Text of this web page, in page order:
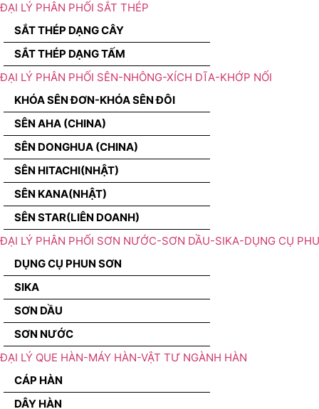
ĐẠI LÝ PHÂN PHỐI SẮT THÉP
SẮT THÉP DẠNG CÂY
SẮT THÉP DẠNG TẤM
ĐẠI LÝ PHÂN PHỐI SÊN-NHÔNG-XÍCH DĨA-KHỚP NỐI
KHÓA SÊN ĐƠN-KHÓA SÊN ĐÔI
SÊN AHA (CHINA)
SÊN DONGHUA (CHINA)
SÊN HITACHI(NHẬT)
SÊN KANA(NHẬT)
SÊN STAR(LIÊN DOANH)
ĐẠI LÝ PHÂN PHỐI SƠN NƯỚC-SƠN DẦU-SIKA-DỤNG CỤ
DỤNG CỤ PHUN SƠN
SIKA
SƠN DẦU
SƠN NƯỚC
ĐẠI LÝ QUE HÀN-MÁY HÀN-VẬT TƯ NGÀNH HÀN
CÁP HÀN
DÂY HÀN